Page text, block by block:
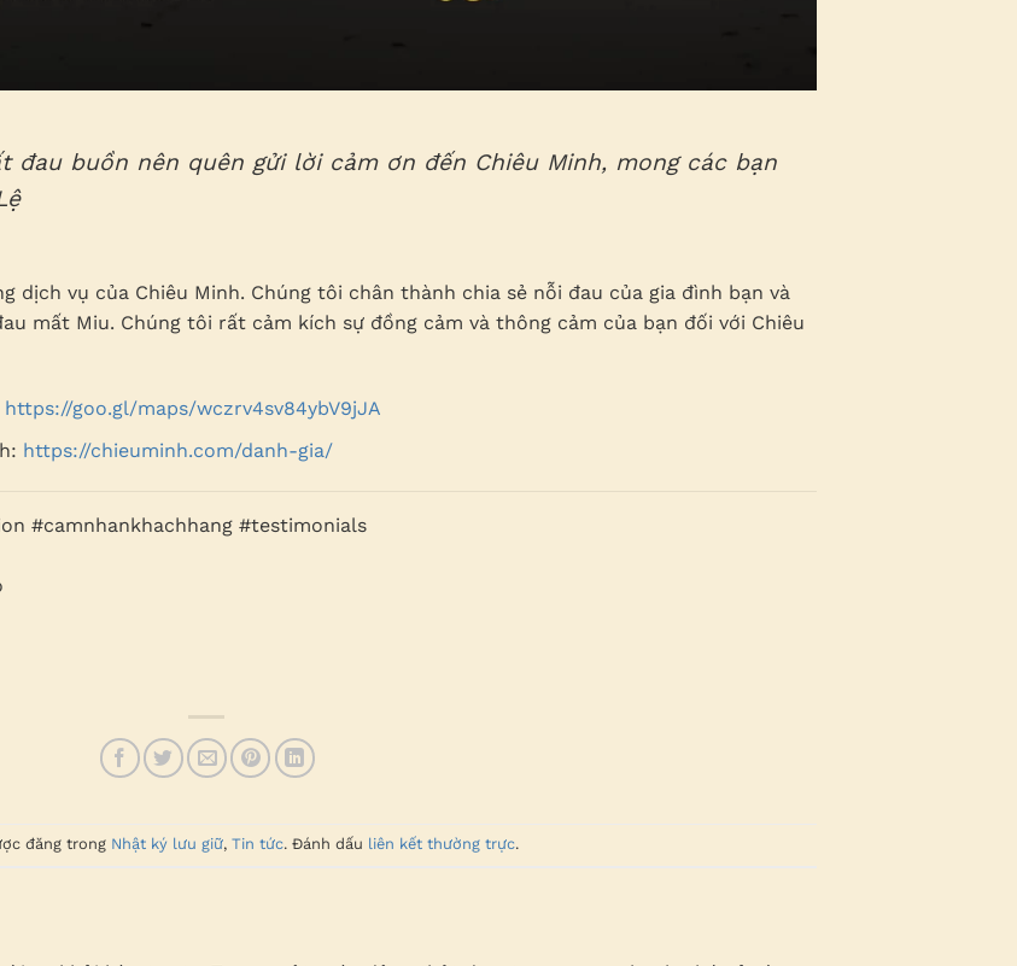
đau buồn nên quên gửi lời cảm ơn đến Chiêu Minh, mong các bạn
dịch vụ của Chiêu Minh. Chúng tôi chân thành chia sẻ nỗi đau của gia đình bạn và
mất Miu. Chúng tôi rất cảm kích sự đồng cảm và thông cảm của bạn đối với Chiêu
https://goo.gl/maps/wczrv4sv84ybV9jJA
https://chieuminh.com/danh-gia/
#camnhankhachhang #testimonials
đăng trong Nhật ký lưu giữ, Tin tức. Đánh dấu liên kết thường trực.